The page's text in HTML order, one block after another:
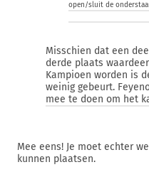
open/sluit de
Misschien dat een
derde plaats
Kampioen worden is
weinig gebeurt.
mee te doen om het
Mee eens! Je moet echter
kunnen plaatsen.